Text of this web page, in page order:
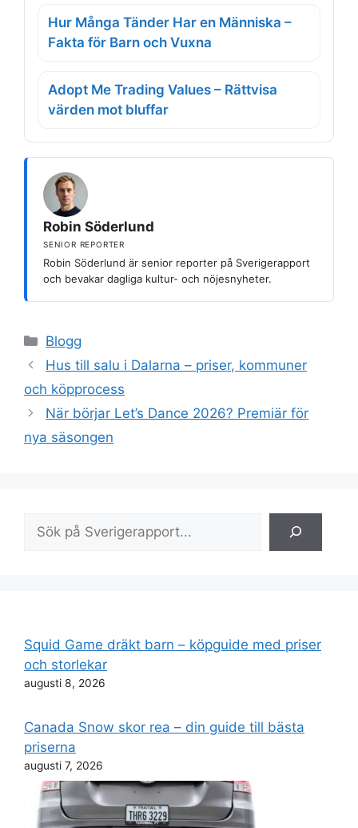
Hur Många Tänder Har en Människa –
Fakta för Barn och Vuxna
Adopt Me Trading Values – Rättvisa
värden mot bluffar
Robin Söderlund
SENIOR REPORTER
Robin Söderlund är senior reporter på Sverigerapport
och bevakar dagliga kultur- och nöjesnyheter.
Kategorier
Blogg
Hus till salu i Dalarna – priser, kommuner
och köpprocess
När börjar Let’s Dance 2026? Premiär för
nya säsongen
Squid Game dräkt barn – köpguide med priser
och storlekar
augusti 8, 2026
Canada Snow skor rea – din guide till bästa
priserna
augusti 7, 2026